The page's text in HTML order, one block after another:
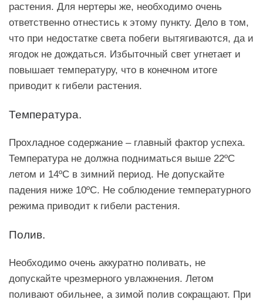
растения. Для нертеры же, необходимо очень
ответственно отнестись к этому пункту. Дело в том,
что при недостатке света побеги вытягиваются, да и
ягодок не дождаться. Избыточный свет угнетает и
повышает температуру, что в конечном итоге
приводит к гибели растения.
Температура.
Прохладное содержание – главный фактор успеха.
Температура не должна подниматься выше 22ºC
летом и 14ºC в зимний период. Не допускайте
падения ниже 10ºC. Не соблюдение температурного
режима приводит к гибели растения.
Полив.
Необходимо очень аккуратно поливать, не
допускайте чрезмерного увлажнения. Летом
поливают обильнее, а зимой полив сокращают. При